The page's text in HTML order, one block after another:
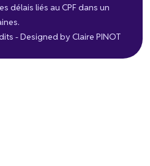
délais liés au CPF dans un
- Designed by Claire PINOT